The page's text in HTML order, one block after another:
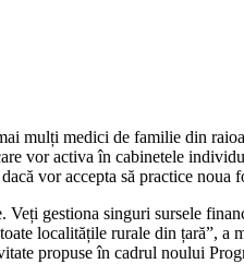
mulți medici de familie din
vor activa în cabinetele
vor accepta să practice noua
gestiona singuri sursele
localitățile rurale din
propuse în cadrul noului